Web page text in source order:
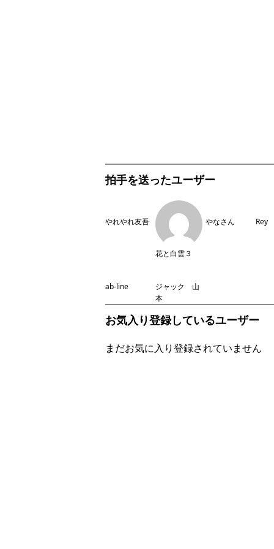
拍手を送ったユーザー
やれやれ友吾
花と白雲３
やなさん Rey
ab-line
ジャック 山
本
お気入り登録しているユーザー
まだお気に入り登録されていません